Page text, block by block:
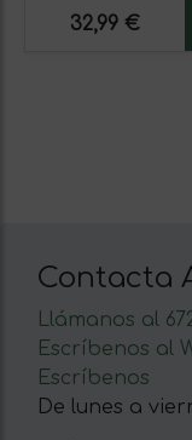
32,99 €
Contacta
Llámanos al 672
Escríbenos al
Escríbenos
De lunes a